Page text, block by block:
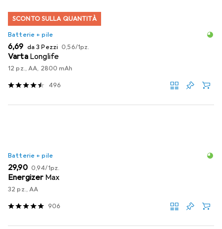
SCONTO SULLA QUANTITÀ
Batterie + pile
EUR
6,69 da 3 Pezzi EUR
0,56/1pz.
Varta Longlife
12 pz., AA, 2800 mAh
496
Batterie + pile
EUR
29,90 EUR
0,94/1pz.
Energizer Max
32 pz., AA
906